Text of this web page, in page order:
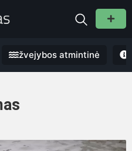
žvejybos atmintinė